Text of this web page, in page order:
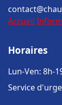
Accueil
Horaires
Lun-Ven: 8h-
Service